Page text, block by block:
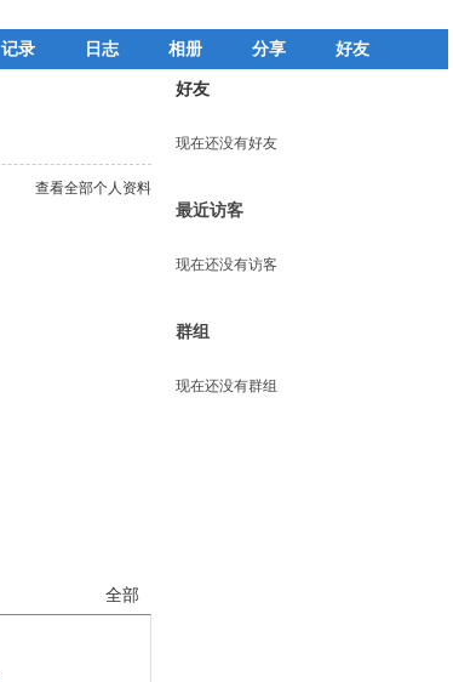
记录 日志 相册 分享 好友
查看全部个人资料
全部
好友
现在还没有好友
最近访客
现在还没有访客
群组
现在还没有群组